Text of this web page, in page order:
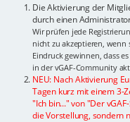
Die Aktivierung der
durch einen
Wir prüfen jede
nicht zu akzeptieren,
Eindruck gewinnen, dass
in der vGAF-Community
NEU: Nach Aktivierung
Tagen kurz mit einem 3-
"Ich bin..." von "Der
die Vorstellung, sondern